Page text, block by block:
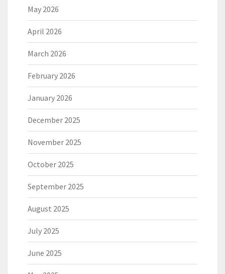
May 2026
April 2026
March 2026
February 2026
January 2026
December 2025
November 2025
October 2025
September 2025
August 2025
July 2025
June 2025